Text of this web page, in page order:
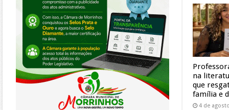
na
que
família e
4 de